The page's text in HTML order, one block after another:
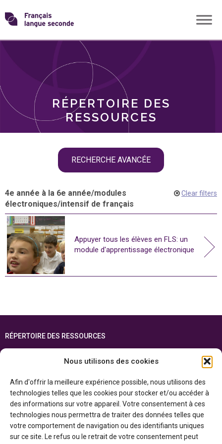
Nous utilisons des cookies
Afin d'offrir la meilleure expérience possible, nous utilisons des
technologies telles que les cookies pour stocker et/ou accéder à
des informations sur votre appareil. Votre consentement à ces
technologies nous permettra de traiter des données telles que
votre comportement de navigation ou des identifiants uniques
sur ce site. Le refus ou le retrait de votre consentement peut
Skip
toTransformons
langue
RÉPERTOIRE DES
RESSOURCES
RECHERCHE AVANCÉE
THÈMES
4e année à la 6e année/modules
électroniques/intensif de français
Clear filters
Appuyer tous les élèves en FLS: un
module d'apprentissage électronique
RÉPERTOIRE DES RESSOURCES
ENGLISH
Cette ressource est réalisée grâce au soutien financier du gouvernement de
l’Ontario et du gouvernement duCanada par l’entremise du ministère du
Patrimoine canadien